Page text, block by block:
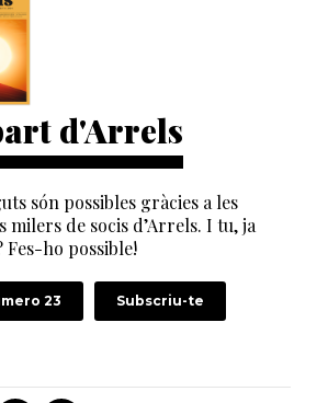
d'Arrels
són possibles gràcies a les
milers de socis d’Arrels. I tu, ja
ho possible!
23 Subscriu-te